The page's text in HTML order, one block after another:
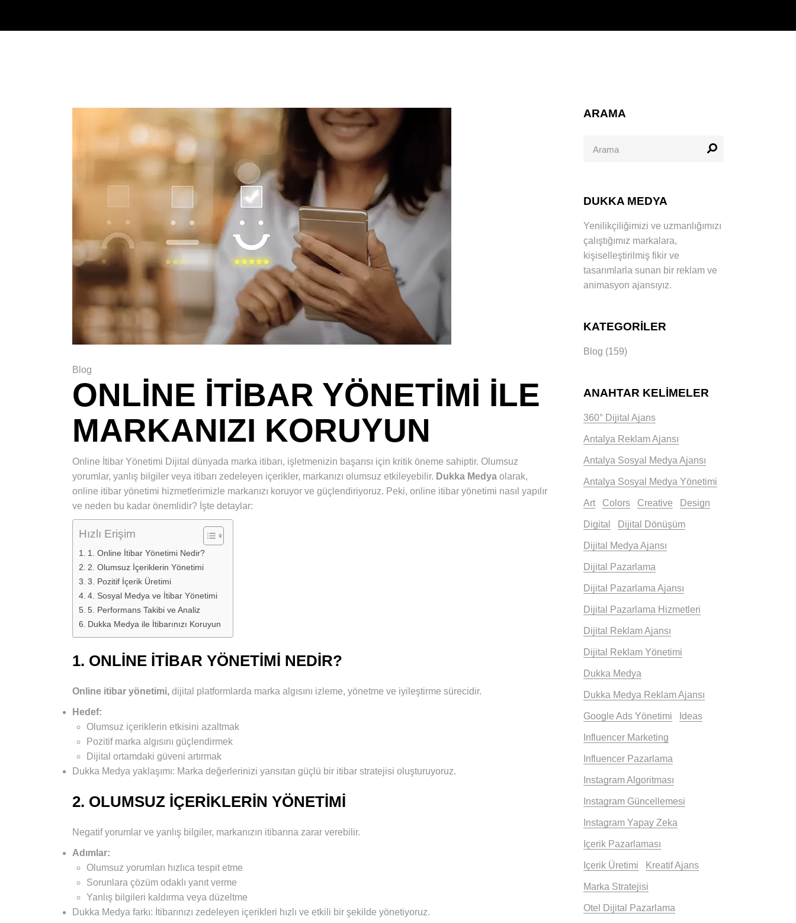
Blog
ONLINE İTIBAR YÖNETIMI ILE
MARKANIZI KORUYUN
Online İtibar Yönetimi Dijital dünyada marka itibarı, işletmenizin başarısı için kritik öneme sahiptir. Olumsuz
yorumlar, yanlış bilgiler veya itibarı zedeleyen içerikler, markanızı olumsuz etkileyebilir. Dukka Medya olarak,
online itibar yönetimi hizmetlerimizle markanızı koruyor ve güçlendiriyoruz. Peki, online itibar yönetimi nasıl yapılır
ve neden bu kadar önemlidir? İşte detaylar:
Hızlı Erişim
1. Online İtibar Yönetimi Nedir?
2. Olumsuz İçeriklerin Yönetimi
3. Pozitif İçerik Üretimi
4. Sosyal Medya ve İtibar Yönetimi
5. Performans Takibi ve Analiz
Dukka Medya ile İtibarınızı Koruyun
1. ONLINE İTIBAR YÖNETIMI NEDIR?
Online itibar yönetimi, dijital platformlarda marka algısını izleme, yönetme ve iyileştirme sürecidir.
Hedef:
Olumsuz içeriklerin etkisini azaltmak
Pozitif marka algısını güçlendirmek
Dijital ortamdaki güveni artırmak
Dukka Medya yaklaşımı: Marka değerlerinizi yansıtan güçlü bir itibar stratejisi oluşturuyoruz.
2. OLUMSUZ İÇERIKLERIN YÖNETIMI
Negatif yorumlar ve yanlış bilgiler, markanızın itibarına zarar verebilir.
Adımlar:
Olumsuz yorumları hızlıca tespit etme
Sorunlara çözüm odaklı yanıt verme
Yanlış bilgileri kaldırma veya düzeltme
Dukka Medya farkı: İtibarınızı zedeleyen içerikleri hızlı ve etkili bir şekilde yönetiyoruz.
ARAMA
for:
DUKKA MEDYA
Yenilikçiliğimizi ve uzmanlığımızı
çalıştığımız markalara,
kişiselleştirilmiş fikir ve
tasarımlarla sunan bir reklam ve
animasyon ajansıyız.
KATEGORILER
Blog (159)
ANAHTAR KELIMELER
360° Dijital Ajans
Antalya Reklam Ajansı
Antalya Sosyal Medya Ajansı
Antalya Sosyal Medya Yönetimi
Art Colors Creative Design
Digital Dijital Dönüşüm
Dijital Medya Ajansı
Dijital Pazarlama
Dijital Pazarlama Ajansı
Dijital Pazarlama Hizmetleri
Dijital Reklam Ajansı
Dijital Reklam Yönetimi
Dukka Medya
Dukka Medya Reklam Ajansı
Google Ads Yönetimi Ideas
Influencer Marketing
Influencer Pazarlama
Instagram Algoritması
Instagram Güncellemesi
Instagram Yapay Zeka
Içerik Pazarlaması
Içerik Üretimi Kreatif Ajans
Marka Stratejisi
Otel Dijital Pazarlama